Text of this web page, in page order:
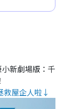
小新劇場版：千
救屋企人啦↓